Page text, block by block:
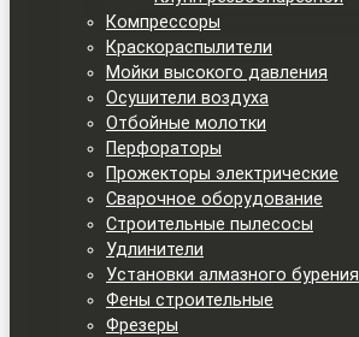
Компрессоры
Краскораспылители
Мойки высокого давления
Осушители воздуха
Отбойные молотки
Перфораторы
Прожекторы электрические
Сварочное оборудование
Строительные пылесосы
Удлинители
Установки алмазного бурения
Фены строительные
Фрезеры